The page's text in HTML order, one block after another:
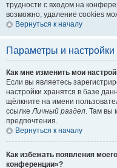
трудности с входом на
возможно, удаление cookies
Вернуться к началу
Параметры и настройки
Как мне изменить мои
Если вы являетесь
настройки хранятся в базе
щёлкните на имени
ссылкеЛичный раздел. Там вы
предпочтения.
Вернуться к началу
Как избежать появления
конференции»?